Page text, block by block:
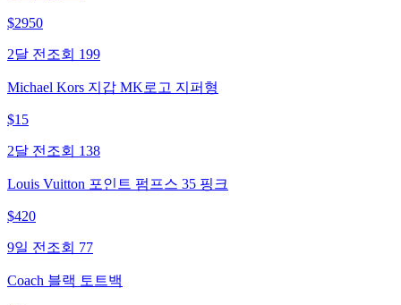
$2950
2달 전 조회 199
Michael Kors 지갑 MK로고 지퍼형
$15
2달 전 조회 138
Louis Vuitton 포인트 펌프스 35 핑크
$420
9일 전 조회 77
Coach 블랙 토트백